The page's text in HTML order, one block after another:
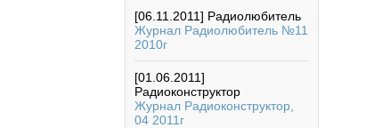
[06.11.2011] Радиолюбитель
Журнал Радиолюбитель №11
2010г
[01.06.2011]
Радиоконструктор
Журнал Радиоконструктор,
04 2011г